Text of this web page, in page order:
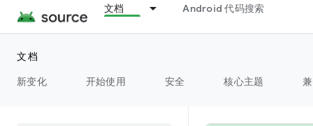
文档 Android 代码搜索
文档
新变化
开始使用 安全 核心主题